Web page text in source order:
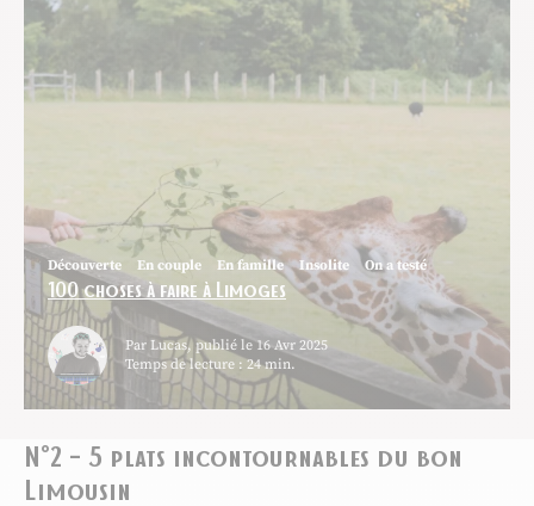
100 choses à faire à Limoges
Découverte En couple En famille Insolite On a testé
Par Lucas, publié le 16 Avr 2025
Temps de lecture : 24 min.
N°2 – 5 plats incontournables du bon
Limousin